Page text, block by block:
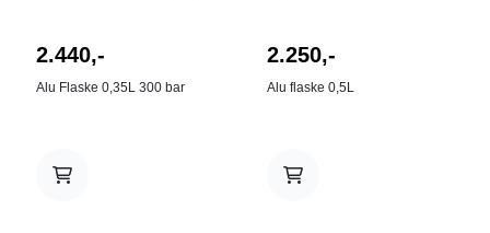
2.440,-
Alu Flaske 0,35L 300 bar
2.250,-
Alu flaske 0,5L